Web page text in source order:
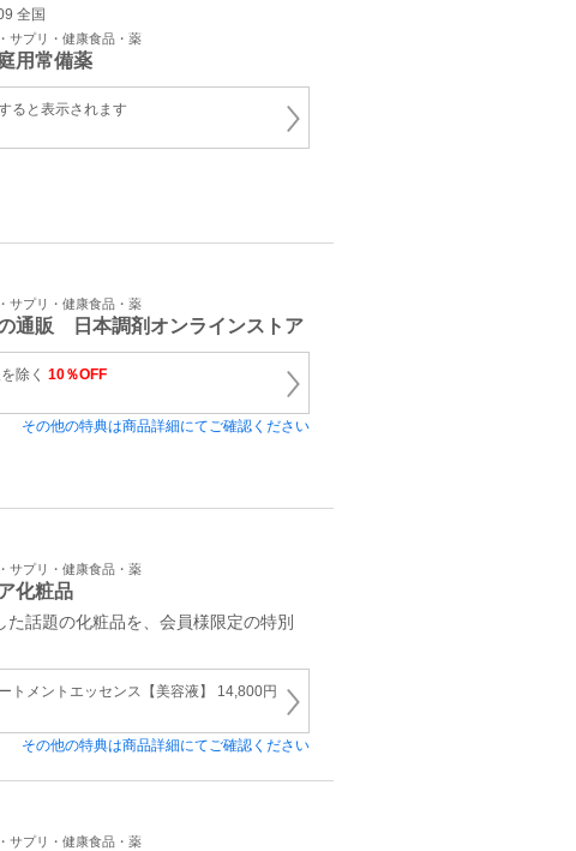
全国
サプリ・健康食品・薬
用常備薬
ると表示されます
サプリ・健康食品・薬
通販 日本調剤オンラインストア
除く 10％OFF
その他の特典は商品詳細にてご確認ください
サプリ・健康食品・薬
化粧品
た話題の化粧品を、会員様限定の特別
トメントエッセンス【美容液】 14,800円
その他の特典は商品詳細にてご確認ください
サプリ・健康食品・薬